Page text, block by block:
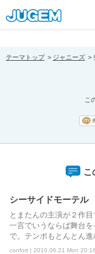
[pear_error:
prefix="" info=""]
テーマトップ ジャニーズ
こ
こ
シーサイドモーテル
とまたんの主演が２作
一言でいうならば舞台
で。テンポもとんとん
confort | 2010.06.21 Mon 20:16